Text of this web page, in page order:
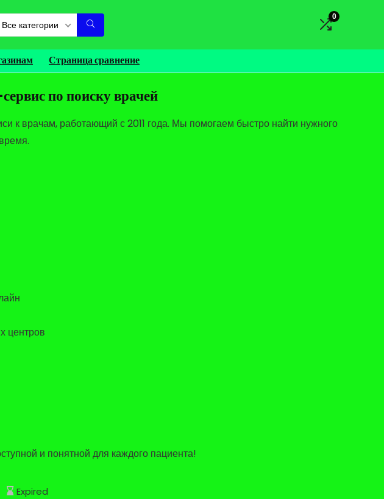
Все категории
0
Страница сравнение
по поиску врачей
к врачам, работающий с 2011 года. Мы помогаем быстро найти нужного
центров
и понятной для каждого пациента!
Expired